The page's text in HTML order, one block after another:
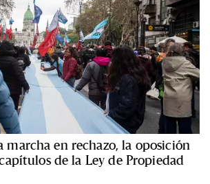
marcha en rechazo, la oposición
de la Ley de Propiedad